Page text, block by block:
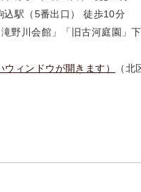
込駅（5番出口） 徒歩10分
野川会館」「旧古河庭園」
ィンドウが開きます） （